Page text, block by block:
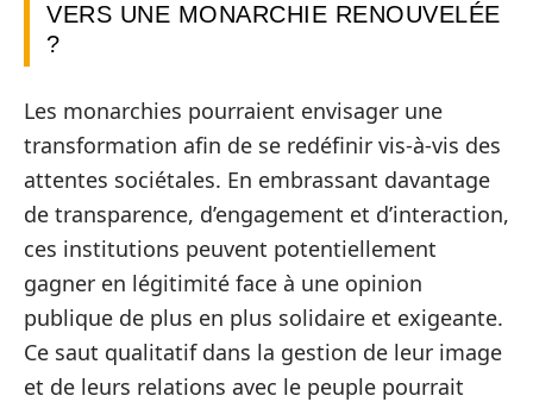
VERS UNE MONARCHIE RENOUVELÉE
?
Les monarchies pourraient envisager une
transformation afin de se redéfinir vis-à-vis des
attentes sociétales. En embrassant davantage
de transparence, d’engagement et d’interaction,
ces institutions peuvent potentiellement
gagner en légitimité face à une opinion
publique de plus en plus solidaire et exigeante.
Ce saut qualitatif dans la gestion de leur image
et de leurs relations avec le peuple pourrait